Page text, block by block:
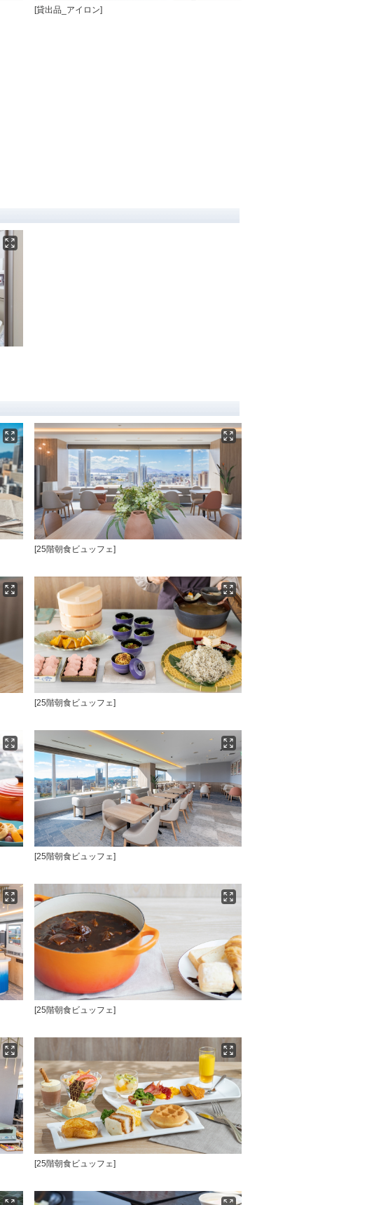
[貸出品_アイロン]
[25階朝食ビュッフェ]
[25階朝食ビュッフェ]
[25階朝食ビュッフェ]
[25階朝食ビュッフェ]
[25階朝食ビュッフェ]